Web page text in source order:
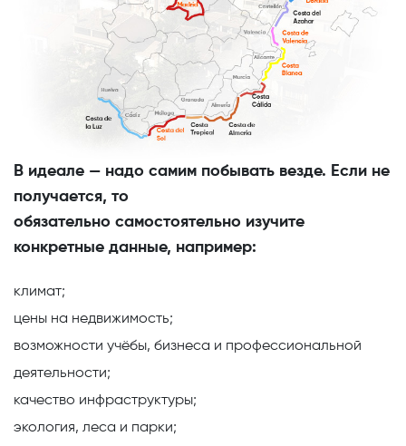
В идеале — надо самим побывать везде. Если не
получается, то
обязательно самостоятельно изучите
конкретные данные, например:
климат;
цены на недвижимость;
возможности учёбы, бизнеса и профессиональной
деятельности;
качество инфраструктуры;
экология, леса и парки;